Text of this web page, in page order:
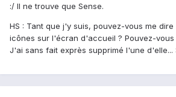
:/ Il ne trouve que Sense.
HS : Tant que j'y suis, pouvez-vous me
icônes sur l'écran d'accueil ? Pouvez-
J'ai sans fait exprès supprimé l'une d'elle... :|